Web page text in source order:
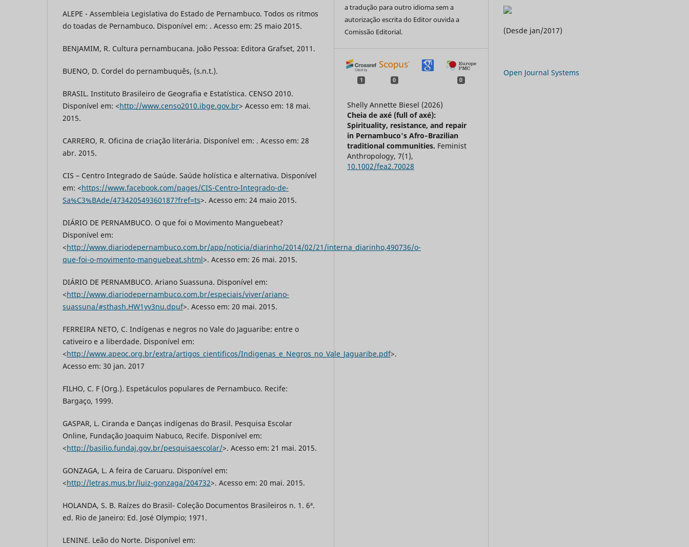
ALEPE - Assembleia Legislativa do Estado de Pernambuco. Todos os ritmos
do toadas de Pernambuco. Disponível em: . Acesso em: 25 maio 2015.
BENJAMIM, R. Cultura pernambucana. João Pessoa: Editora Grafset, 2011.
BUENO, D. Cordel do pernambuquês, (s.n.t.).
BRASIL. Instituto Brasileiro de Geografia e Estatística. CENSO 2010.
Disponível em: <http://www.censo2010.ibge.gov.br> Acesso em: 18 mai.
2015.
CARRERO, R. Oficina de criação literária. Disponível em: . Acesso em: 28
abr. 2015.
CIS – Centro Integrado de Saúde. Saúde holística e alternativa. Disponível
em: <https://www.facebook.com/pages/CIS-Centro-Integrado-de-
Sa%C3%BAde/473420549360187?fref=ts>. Acesso em: 24 maio 2015.
DIÁRIO DE PERNAMBUCO. O que foi o Movimento Manguebeat?
Disponível em:
<http://www.diariodepernambuco.com.br/app/noticia/diarinho/2014/02/21/interna_diarinho,490736/o-
que-foi-o-movimento-manguebeat.shtml>. Acesso em: 26 mai. 2015.
DIÁRIO DE PERNAMBUCO. Ariano Suassuna. Disponível em:
<http://www.diariodepernambuco.com.br/especiais/viver/ariano-
suassuna/#sthash.HW1yv3nu.dpuf>. Acesso em: 20 mai. 2015.
FERREIRA NETO, C. Indígenas e negros no Vale do Jaguaribe: entre o
cativeiro e a liberdade. Disponível em:
<http://www.apeoc.org.br/extra/artigos_cientificos/Indigenas_e_Negros_no_Vale_Jaguaribe.pdf>.
Acesso em: 30 jan. 2017
FILHO, C. F (Org.). Espetáculos populares de Pernambuco. Recife:
Bargaço, 1999.
GASPAR, L. Ciranda e Danças indígenas do Brasil. Pesquisa Escolar
Online, Fundação Joaquim Nabuco, Recife. Disponível em:
<http://basilio.fundaj.gov.br/pesquisaescolar/>. Acesso em: 21 mai. 2015.
GONZAGA, L. A feira de Caruaru. Disponível em:
<http://letras.mus.br/luiz-gonzaga/204732>. Acesso em: 20 mai. 2015.
HOLANDA, S. B. Raízes do Brasil- Coleção Documentos Brasileiros n. 1. 6ª.
ed. Rio de Janeiro: Ed. José Olympio; 1971.
LENINE. Leão do Norte. Disponível em:
a tradução para outro idioma sem a
autorização escrita do Editor ouvida a
Comissão Editorial.
1 0 0
Shelly Annette Biesel (2026)
Cheia de axé (full of axé):
Spirituality, resistance, and repair
in Pernambuco's Afro‐Brazilian
traditional communities. Feminist
Anthropology,7(1),
10.1002/fea2.70028
(Desde jan/2017)
Open Journal Systems